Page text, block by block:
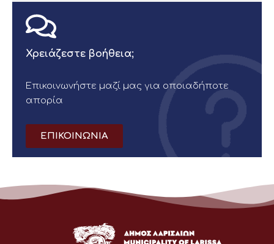
Χρειάζεστε βοήθεια;
Επικοινωνήστε μαζί μας για οποιαδήποτε
απορία
ΕΠΙΚΟΙΝΩΝΙΑ